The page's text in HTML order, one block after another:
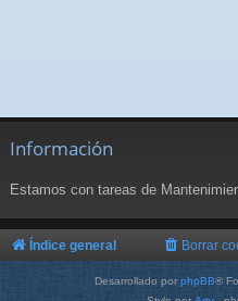
Información
Estamos con tareas de
Índice general Borrar
Desarrollado por phpBB®